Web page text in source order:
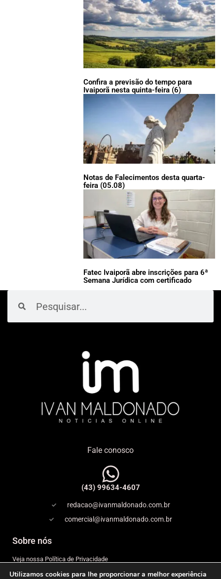
Confira a previsão do tempo para
Ivaiporã nesta quinta-feira (6)
Notas de Falecimentos desta quarta-
feira (05.08)
Fatec Ivaiporã abre inscrições para 6ª
Semana Jurídica com certificado
Fale conosco
(43) 99634-4607
redacao@ivanmaldonado.com.br
comercial@ivanmaldonado.com.br
Sobre nós
Veja nossa Política de Privacidade
Copyright
Utilizamos cookies para lhe proporcionar a melhor experiência